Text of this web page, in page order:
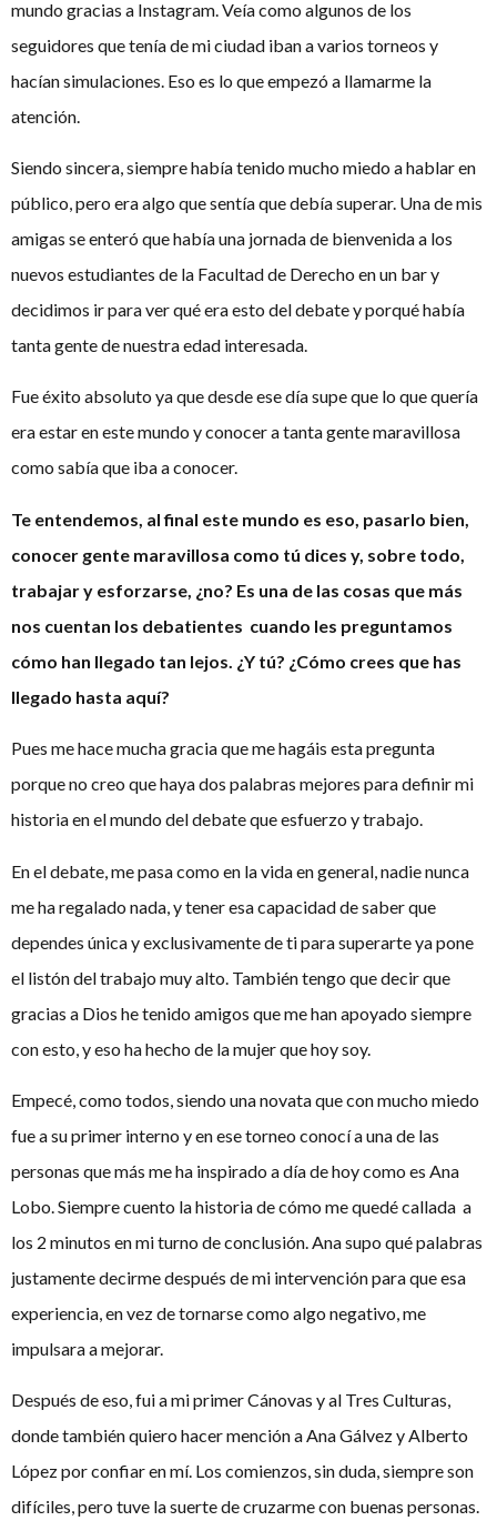
mundo gracias a Instagram. Veía como algunos de los
seguidores que tenía de mi ciudad iban a varios torneos y
hacían simulaciones. Eso es lo que empezó a llamarme la
atención.
Siendo sincera, siempre había tenido mucho miedo a hablar en
público, pero era algo que sentía que debía superar. Una de mis
amigas se enteró que había una jornada de bienvenida a los
nuevos estudiantes de la Facultad de Derecho en un bar y
decidimos ir para ver qué era esto del debate y porqué había
tanta gente de nuestra edad interesada.
Fue éxito absoluto ya que desde ese día supe que lo que quería
era estar en este mundo y conocer a tanta gente maravillosa
como sabía que iba a conocer.
Te entendemos, al final este mundo es eso, pasarlo bien,
conocer gente maravillosa como tú dices y, sobre todo,
trabajar y esforzarse, ¿no? Es una de las cosas que más
nos cuentan los debatientes cuando les preguntamos
cómo han llegado tan lejos. ¿Y tú? ¿Cómo crees que has
llegado hasta aquí?
Pues me hace mucha gracia que me hagáis esta pregunta
porque no creo que haya dos palabras mejores para definir mi
historia en el mundo del debate que esfuerzo y trabajo.
En el debate, me pasa como en la vida en general, nadie nunca
me ha regalado nada, y tener esa capacidad de saber que
dependes única y exclusivamente de ti para superarte ya pone
el listón del trabajo muy alto. También tengo que decir que
gracias a Dios he tenido amigos que me han apoyado siempre
con esto, y eso ha hecho de la mujer que hoy soy.
Empecé, como todos, siendo una novata que con mucho miedo
fue a su primer interno y en ese torneo conocí a una de las
personas que más me ha inspirado a día de hoy como es Ana
Lobo. Siempre cuento la historia de cómo me quedé callada a
los 2 minutos en mi turno de conclusión. Ana supo qué palabras
justamente decirme después de mi intervención para que esa
experiencia, en vez de tornarse como algo negativo, me
impulsara a mejorar.
Después de eso, fui a mi primer Cánovas y al Tres Culturas,
donde también quiero hacer mención a Ana Gálvez y Alberto
López por confiar en mí. Los comienzos, sin duda, siempre son
difíciles, pero tuve la suerte de cruzarme con buenas personas.